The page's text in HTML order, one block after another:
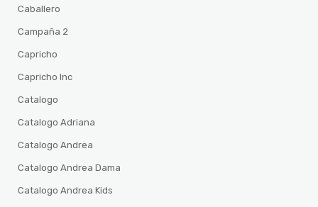
Caballero
Campaña 2
Capricho
Capricho Inc
Catalogo
Catalogo Adriana
Catalogo Andrea
Catalogo Andrea Dama
Catalogo Andrea Kids